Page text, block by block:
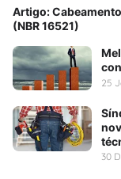
Artigo:
(NBR 16521)
25
30